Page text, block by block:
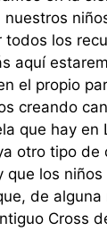
los
aquí
el propio
creando
que hay en
otro tipo de
que los
de alguna
Cross